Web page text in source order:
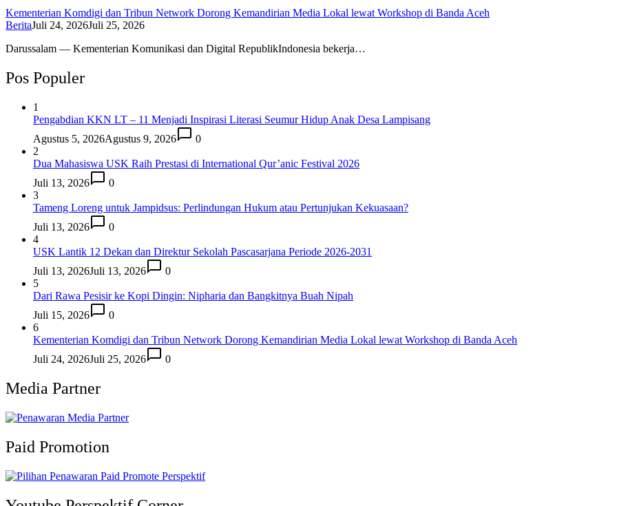
Kementerian Komdigi dan Tribun Network Dorong Kemandirian Media Lokal lewat Workshop di Banda Aceh
BeritaJuli 24, 2026Juli 25, 2026
Darussalam — Kementerian Komunikasi dan Digital RepublikIndonesia bekerja…
Pos Populer
1
Pengabdian KKN LT – 11 Menjadi Inspirasi Literasi Seumur Hidup Anak Desa Lampisang
Agustus 5, 2026Agustus 9, 2026
0
2
Dua Mahasiswa USK Raih Prestasi di International Qur’anic Festival 2026
Juli 13, 2026
0
3
Tameng Loreng untuk Jampidsus: Perlindungan Hukum atau Pertunjukan Kekuasaan?
Juli 13, 2026
0
4
USK Lantik 12 Dekan dan Direktur Sekolah Pascasarjana Periode 2026-2031
Juli 13, 2026Juli 13, 2026
0
5
Dari Rawa Pesisir ke Kopi Dingin: Nipharia dan Bangkitnya Buah Nipah
Juli 15, 2026
0
6
Kementerian Komdigi dan Tribun Network Dorong Kemandirian Media Lokal lewat Workshop di Banda Aceh
Juli 24, 2026Juli 25, 2026 0
Media Partner
Paid Promotion